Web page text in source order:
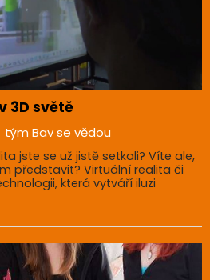
3D světě
tým Bav se vědou
jste se už jistě setkali? Víte ale,
představit? Virtuální realita či
která vytváří iluzi